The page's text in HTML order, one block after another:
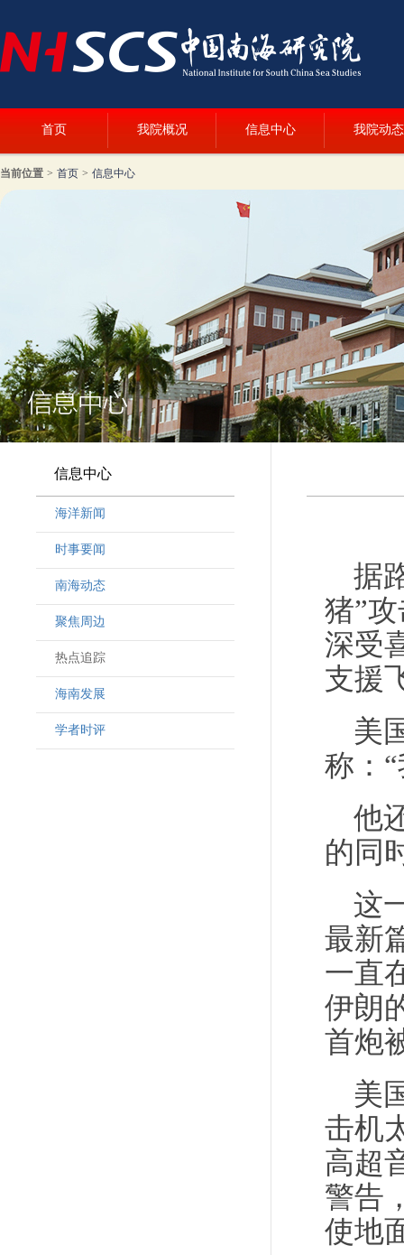
首页 我院概况 信息中心 我院动态
当前位置 > 首页 > 信息中心
信息中心
海洋新闻
时事要闻
南海动态
聚焦周边
热点追踪
海南发展
学者时评
据
猪”
深受
支援
美
称：
他
的同
这
最新
一直
伊朗
首炮
美
击机
高超
警告
使地